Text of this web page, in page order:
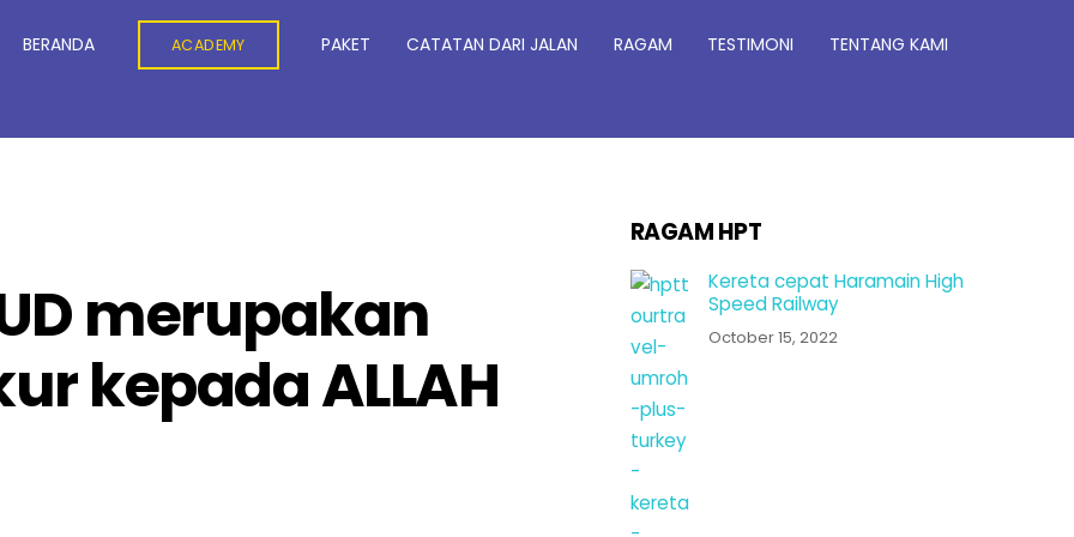
BERANDA ACADEMY PAKET CATATAN DARI JALAN RAGAM TESTIMONI TENTANG KAMI
merupakan
kepada ALLAH
RAGAM HPT
Kereta cepat Haramain High
Speed Railway
October 15, 2022